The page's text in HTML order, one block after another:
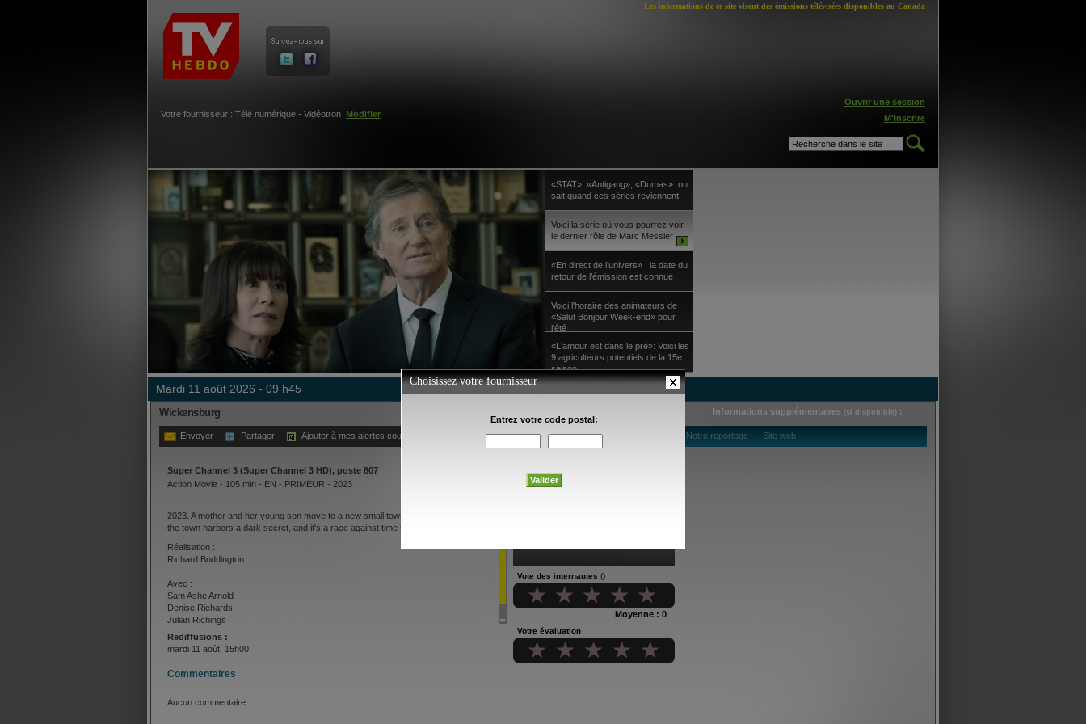
Les informations de ce site visent des émissions télévisées disponibles au Canada
Votre fournisseur : Télé numérique - Vidéotron Modifier
Ouvrir une session
M'inscrire
«STAT», «Antigang», «Dumas»: on
sait quand ces séries reviennent
Voici la série où vous pourrez voir
le dernier rôle de Marc Messier
«En direct de l’univers» : la date du
retour de l’émission est connue
Voici l'horaire des animateurs de
«Salut Bonjour Week-end» pour
l'été
«L'amour est dans le pré»: Voici les
9 agriculteurs potentiels de la 15e
saison
mardi 11 août 2026 - 09 h45
Wickensburg Informations supplémentaires (si disponible) :
Envoyer Partager Ajouter à mes alertes courriel Notre reportage Site web
Super Channel 3 (Super Channel 3 HD), poste 807
Action Movie - 105 min - EN - PRIMEUR - 2023
2023. A mother and her young son move to a new small town. They soon discover
the town harbors a dark secret, and it's a race against time to save the town...
Réalisation :
Richard Boddington
Avec :
Sam Ashe Arnold
Denise Richards
Julian Richings
Rediffusions :
mardi 11 août, 15h00
Commentaires
Aucun commentaire
Vote des internautes ()
Moyenne : 0
Votre évaluation